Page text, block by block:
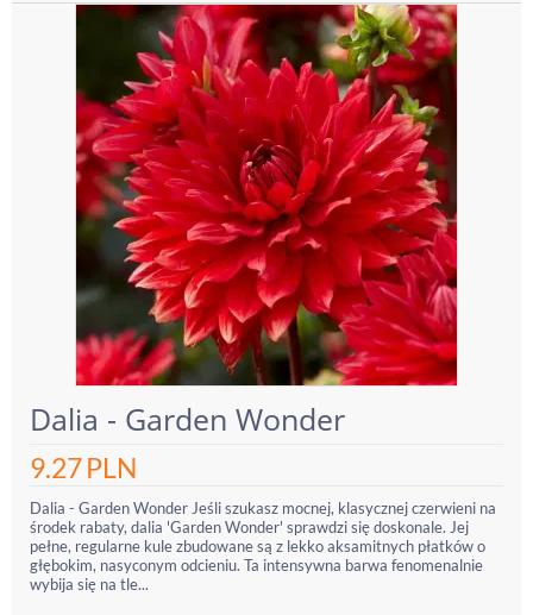
Dalia - Garden Wonder
9.27PLN
Dalia - Garden Wonder Jeśli szukasz mocnej, klasycznej czerwieni na
środek rabaty, dalia 'Garden Wonder' sprawdzi się doskonale. Jej
pełne, regularne kule zbudowane są z lekko aksamitnych płatków o
głębokim, nasyconym odcieniu. Ta intensywna barwa fenomenalnie
wybija się na tle...